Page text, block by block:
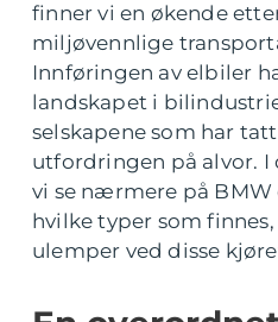
finner vi en økende
miljøvennlige
Innføringen av elbiler
landskapet i
selskapene som har
utfordringen på alvor. I
vi se nærmere på BMW
hvilke typer som
ulemper ved disse